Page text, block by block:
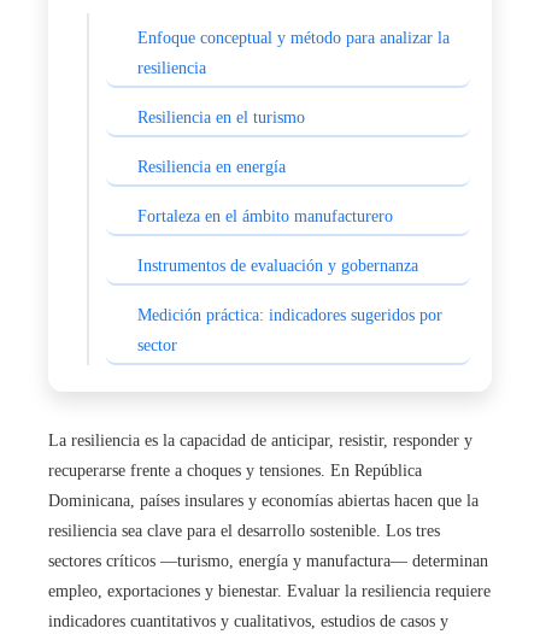
Enfoque conceptual y método para analizar la
resiliencia
Resiliencia en el turismo
Resiliencia en energía
Fortaleza en el ámbito manufacturero
Instrumentos de evaluación y gobernanza
Medición práctica: indicadores sugeridos por
sector
La resiliencia es la capacidad de anticipar, resistir, responder y
recuperarse frente a choques y tensiones. En República
Dominicana, países insulares y economías abiertas hacen que la
resiliencia sea clave para el desarrollo sostenible. Los tres
sectores críticos —turismo, energía y manufactura— determinan
empleo, exportaciones y bienestar. Evaluar la resiliencia requiere
indicadores cuantitativos y cualitativos, estudios de casos y